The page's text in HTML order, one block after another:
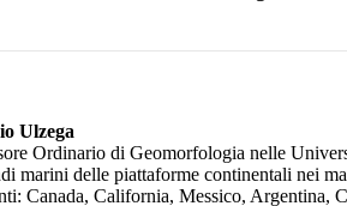
Ulzega
Ordinario di Geomorfologia nelle
marini delle piattaforme continentali nei
Canada, California, Messico, Argentina,